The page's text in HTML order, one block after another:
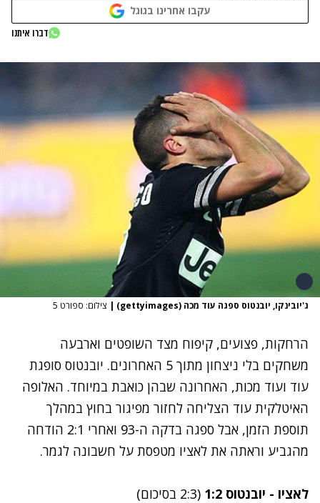
עקבו אחרינו בגוגל
דברו איתנו
ג'יובינקו, יובנטוס ספגה עוד מכה (gettyimages) | צילום: ספורט 5
הרחקות, פצועים, קיפוח מצד השופטים וארבעה
משחקים בלי ניצחון מתוך 5 האחרונים. יובנטוס סופגת
עוד ועוד מכות, האחרונה שבהן כואבת במיוחד. האלופה
האיטלקית עוד הצליחה לחזור מפיגור בחוץ במהלך
תוספת הזמן, אבל ספגה בדקה ה-93 ואחרי 2:1 הודחה
מהגביע וראתה את לאציו מטפסת על חשבונה לגמר.
לאציו - יובנטוס 1:2
(2:3 בסיכום)